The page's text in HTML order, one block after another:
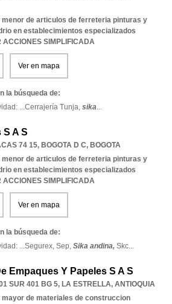
de articulos de ferreteria pinturas y
en establecimientos especializados
ACCIONES SIMPLIFICADA
Ver en mapa
la búsqueda de:
...Cerrajería Tunja, sika...
A S
74 15, BOGOTA D C, BOGOTA
de articulos de ferreteria pinturas y
en establecimientos especializados
ACCIONES SIMPLIFICADA
Ver en mapa
la búsqueda de:
...Segurex, Sep, Sika andina, Skc...
Empaques Y Papeles S A S
SUR 401 BG 5, LA ESTRELLA, ANTIOQUIA
de materiales de construccion